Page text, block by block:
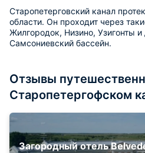
Старопетерговский канал
области. Он проходит через
Жилгородок, Низино, Узигонты
Самсониевский бассейн.
Отзывы
Старопетергофском
Загородный отель